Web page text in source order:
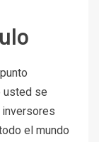
usted se
el mundo